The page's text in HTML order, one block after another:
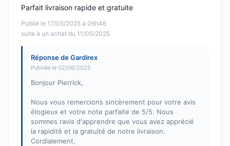
Publié le 17/05/2025 à 06h46
suite à un achat du 11/05/2025
Parfait livraison rapide et gratuite
Réponse de Gardirex
Publiée le 02/06/2025
Bonjour Pierrick,
Nous vous remercions sincèrement pour votre avis
élogieux et votre note parfaite de 5/5. Nous
sommes ravis d'apprendre que vous avez apprécié
la rapidité et la gratuité de notre livraison.
Cordialement,